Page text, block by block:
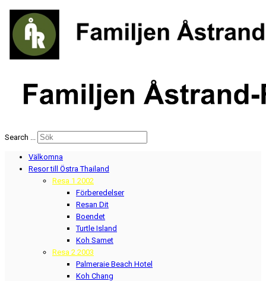
Search ...
Välkomna
Resor till Östra Thailand
Resa 1 2002
Förberedelser
Resan Dit
Boendet
Turtle Island
Koh Samet
Resa 2 2003
Palmeraie Beach Hotel
Koh Chang